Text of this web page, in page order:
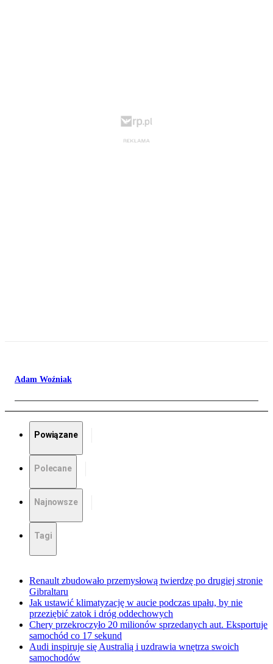
Adam Woźniak
Powiązane
Polecane
Najnowsze
Tagi
Renault zbudowało przemysłową twierdzę po drugiej stronie
Gibraltaru
Jak ustawić klimatyzację w aucie podczas upału, by nie
przeziębić zatok i dróg oddechowych
Chery przekroczyło 20 milionów sprzedanych aut. Eksportuje
samochód co 17 sekund
Audi inspiruje się Australią i uzdrawia wnętrza swoich
samochodów